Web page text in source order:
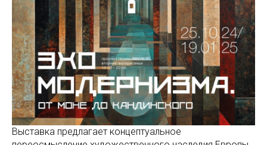
Выставка предлагает концептуальное